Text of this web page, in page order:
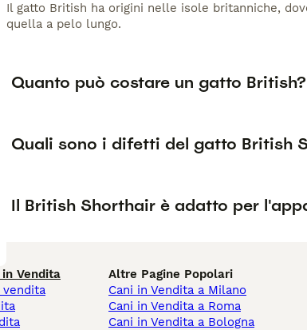
Il gatto British ha origini nelle isole britanniche,
quella a pelo lungo.
Quanto può costare un gatto British?
Quali sono i difetti del gatto British
Il British Shorthair è adatto per
Vendita
vendita
Altre Pagine Popolari
Cani in Vendita a Milano
Cani in Vendita a Roma
Cani in Vendita a Bologna